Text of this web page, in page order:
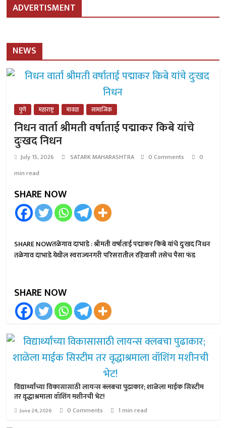
ADVERTISMENT
NEWS
पुणे महाराष्ट्र मावळ सामाजिक
निधन वार्ता श्रीमती वर्षाताई पद्माकर किबे यांचे
दुःखद निधन
July 15, 2026 SATARK MAHARASHTRA 0 Comments
0
min read
SHARE NOW
SHARE NOWतळेगाव दाभाडे : श्रीमती वर्षाताई पद्माकर किबे यांचे दुःखद निधन
तळेगाव दाभाडे येथील स्वराज्यनगरी परिसरातील रहिवासी तसेच पैसा फंड
SHARE NOW
विद्यार्थ्यांच्या विकासासाठी लायन्स क्लबचा पुढाकार; शाळेला माईक सिस्टीम
तर वृद्धाश्रमाला वॉशिंग मशीनची भेट!
June 24, 2026 0 Comments 1 min read